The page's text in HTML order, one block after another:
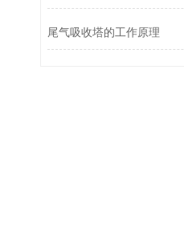
尾气吸收塔的工作原理